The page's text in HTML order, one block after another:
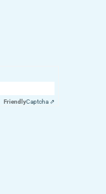
FriendlyCaptcha ⇗